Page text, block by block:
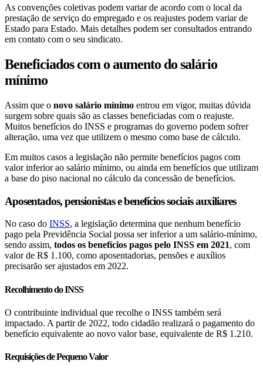
As convenções coletivas podem variar de acordo com o local da
prestação de serviço do empregado e os reajustes podem variar de
Estado para Estado. Mais detalhes podem ser consultados entrando
em contato com o seu sindicato.
Beneficiados com o aumento do salário
mínimo
Assim que o novo salário mínimo entrou em vigor, muitas dúvida
surgem sobre quais são as classes beneficiadas com o reajuste.
Muitos benefícios do INSS e programas do governo podem sofrer
alteração, uma vez que utilizem o mesmo como base de cálculo.
Em muitos casos a legislação não permite benefícios pagos com
valor inferior ao salário mínimo, ou ainda em benefícios que utilizam
a base do piso nacional no cálculo da concessão de benefícios.
Aposentados, pensionistas e benefícios sociais auxiliares
No caso do INSS, a legislação determina que nenhum benefício
pago pela Previdência Social possa ser inferior a um salário-mínimo,
sendo assim, todos os benefícios pagos pelo INSS em 2021, com
valor de R$ 1.100, como aposentadorias, pensões e auxílios
precisarão ser ajustados em 2022.
Recolhimento do INSS
O contribuinte individual que recolhe o INSS também será
impactado. A partir de 2022, todo cidadão realizará o pagamento do
benefício equivalente ao novo valor base, equivalente de R$ 1.210.
Requisições de Pequeno Valor